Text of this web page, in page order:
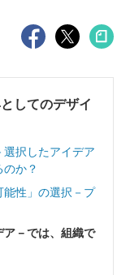
してのデザイ
択したアイデア
か？
性」の選択－プ
ア－では、組織で